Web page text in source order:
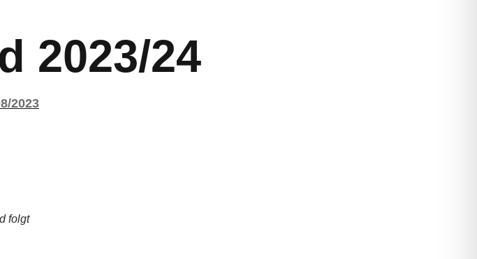
2023/24
2023
folgt